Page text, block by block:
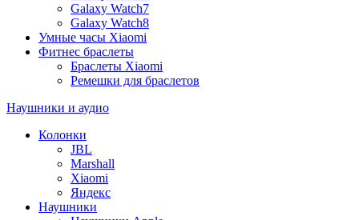
Galaxy Watch7
Galaxy Watch8
Умные часы Xiaomi
Фитнес браслеты
Браслеты Xiaomi
Ремешки для браслетов
Наушники и аудио
Колонки
JBL
Marshall
Xiaomi
Яндекс
Наушники